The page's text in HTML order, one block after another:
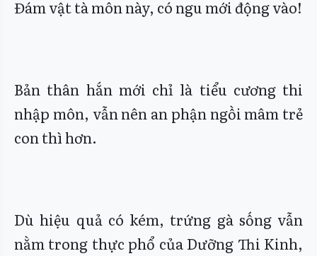
Đám vật tà môn này, có ngu mới động vào!
Bản thân hắn mới chỉ là tiểu cương thi
nhập môn, vẫn nên an phận ngồi mâm trẻ
con thì hơn.
Dù hiệu quả có kém, trứng gà sống vẫn
nằm trong thực phổ của Dưỡng Thi Kinh,